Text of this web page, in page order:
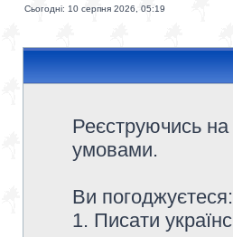
Сьогодні: 10 серпня 2026, 05:19
Реєструючись на
умовами.
Ви погоджуєтеся:
1. Писати